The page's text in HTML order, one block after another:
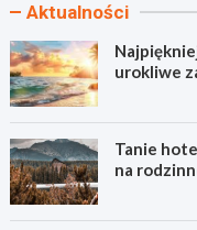
Aktualności
urokliwe
Tanie
na